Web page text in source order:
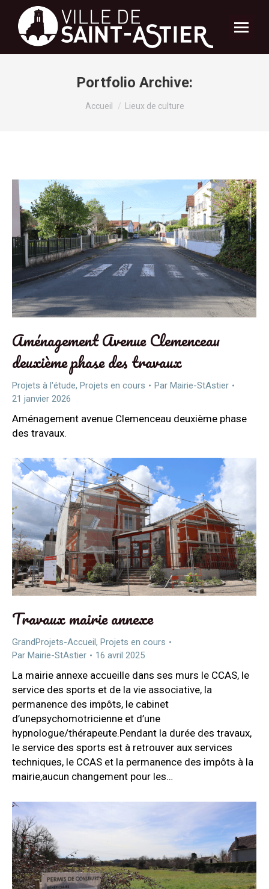
Portfolio Archive:
Vous êtes ici :
Accueil Lieux de culture
Aménagement Avenue Clemenceau
deuxième phase des travaux
Projets à l'étude, Projets en cours Par Mairie-StAstier
21 janvier 2026
Aménagement avenue Clemenceau deuxième phase
des travaux.
Travaux mairie annexe
GrandProjets-Accueil, Projets en cours
Par Mairie-StAstier 16 avril 2025
La mairie annexe accueille dans ses murs le CCAS, le
service des sports et de la vie associative, la
permanence des impôts, le cabinet
d’unepsychomotricienne et d’une
hypnologue/thérapeute.Pendant la durée des travaux,
le service des sports est à retrouver aux services
techniques, le CCAS et la permanence des impôts à la
mairie,aucun changement pour les…